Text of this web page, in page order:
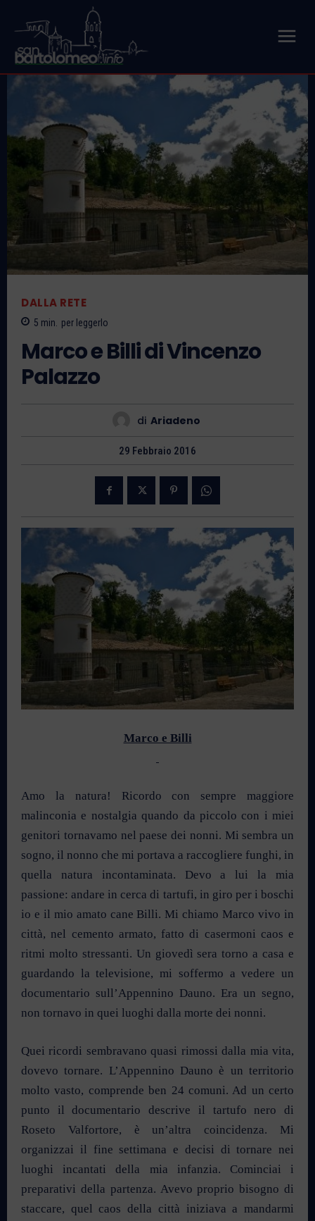
DALLA RETE
5 min. per leggerlo
Marco e Billi di Vincenzo
Palazzo
di Ariadeno
29 Febbraio 2016
Marco e Billi
Amo la natura! Ricordo con sempre maggiore
malinconia e nostalgia quando da piccolo con i miei
genitori tornavamo nel paese dei nonni. Mi sembra un
sogno, il nonno che mi portava a raccogliere funghi, in
quella natura incontaminata. Devo a lui la mia
passione: andare in cerca di tartufi, in giro per i boschi
io e il mio amato cane Billi. Mi chiamo Marco vivo in
città, nel cemento armato, fatto di casermoni caos e
ritmi molto stressanti. Un giovedì sera torno a casa e
guardando la televisione, mi soffermo a vedere un
documentario sull’Appennino Dauno. Era un segno,
non tornavo in quei luoghi dalla morte dei nonni.
Quei ricordi sembravano quasi rimossi dalla mia vita,
dovevo tornare. L’Appennino Dauno è un territorio
molto vasto, comprende ben 24 comuni. Ad un certo
punto il documentario descrive il tartufo nero di
Roseto Valfortore, è un’altra coincidenza. Mi
organizzai il fine settimana e decisi di tornare nei
luoghi incantati della mia infanzia. Cominciai i
preparativi della partenza. Avevo proprio bisogno di
staccare, quel caos della città iniziava a mandarmi